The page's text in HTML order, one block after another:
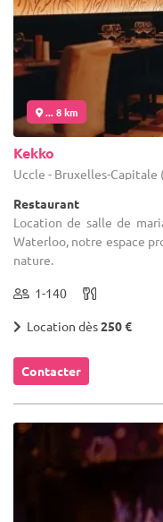
... 8 km
Kekko
Uccle - Bruxelles-Capitale
Restaurant
Location de salle de
Waterloo, notre espace
nature.
1-140
Location dès250 €
Contacter